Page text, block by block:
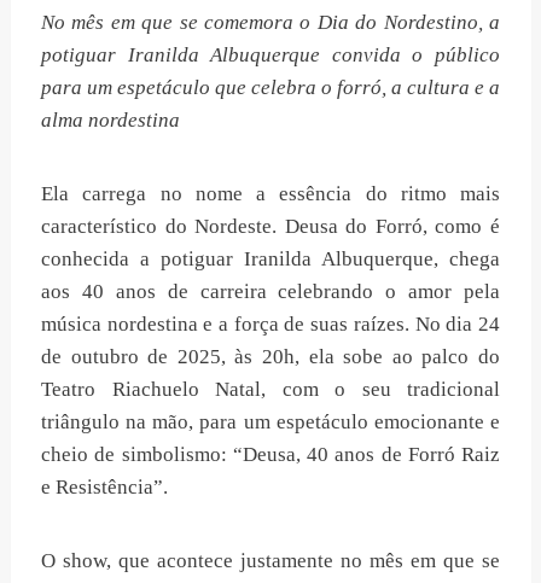
No mês em que se comemora o Dia do Nordestino, a
potiguar Iranilda Albuquerque convida o público
para um espetáculo que celebra o forró, a cultura e a
alma nordestina
Ela carrega no nome a essência do ritmo mais
característico do Nordeste. Deusa do Forró, como é
conhecida a potiguar Iranilda Albuquerque, chega
aos 40 anos de carreira celebrando o amor pela
música nordestina e a força de suas raízes. No dia 24
de outubro de 2025, às 20h, ela sobe ao palco do
Teatro Riachuelo Natal, com o seu tradicional
triângulo na mão, para um espetáculo emocionante e
cheio de simbolismo: “Deusa, 40 anos de Forró Raiz
e Resistência”.
O show, que acontece justamente no mês em que se